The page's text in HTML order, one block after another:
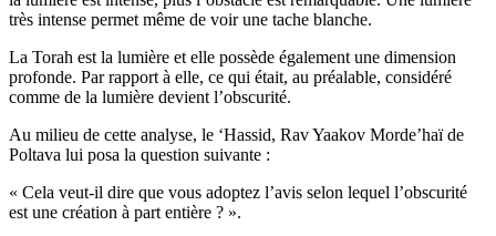
très intense permet même de voir une tache blanche.
La Torah est la lumière et elle possède également une dimension
profonde. Par rapport à elle, ce qui était, au préalable, considéré
comme de la lumière devient l’obscurité.
Au milieu de cette analyse, le ‘Hassid, Rav Yaakov Morde’haï de
Poltava lui posa la question suivante :
« Cela veut-il dire que vous adoptez l’avis selon lequel l’obscurité
est une création à part entière ? ».